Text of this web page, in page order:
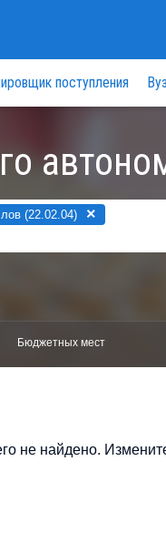
поступления
(22.02.04) ×
Бюджетных мест
не найдено.